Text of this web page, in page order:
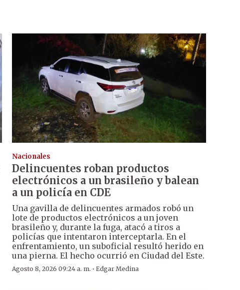
Nacionales
Delincuentes roban productos
electrónicos a un brasileño y balean
a un policía en CDE
Una gavilla de delincuentes armados robó un
lote de productos electrónicos a un joven
brasileño y, durante la fuga, atacó a tiros a
policías que intentaron interceptarla. En el
enfrentamiento, un suboficial resultó herido en
una pierna. El hecho ocurrió en Ciudad del Este.
Agosto 8, 2026 09:24 a. m. · Edgar Medina